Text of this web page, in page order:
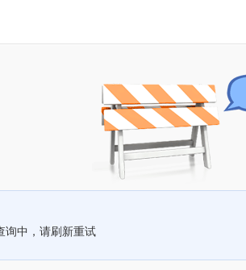
询中，请刷新重试